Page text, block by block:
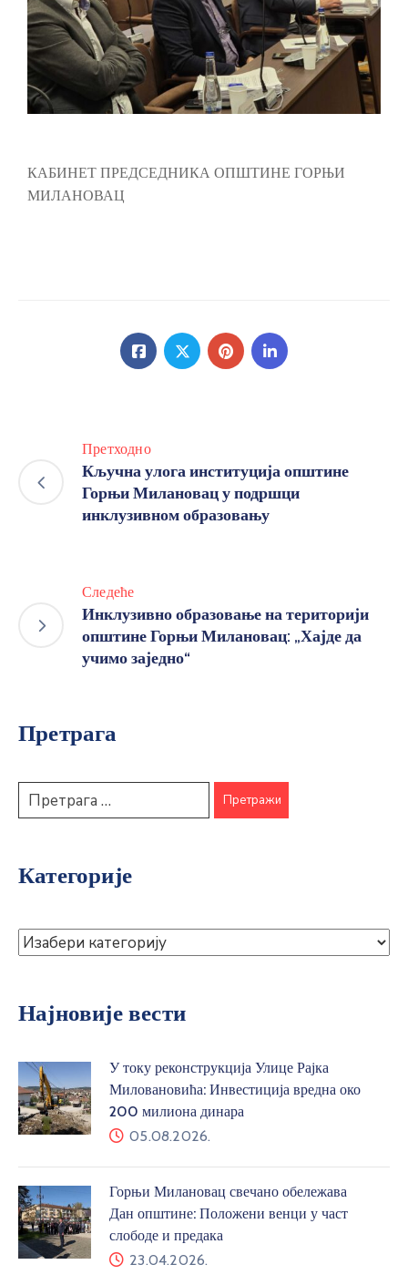
КАБИНЕТ ПРЕДСЕДНИКА ОПШТИНЕ ГОРЊИ
МИЛАНОВАЦ
Претходно
Кључна улога институција општине
Горњи Милановац у подршци
инклузивном образовању
Следеће
Инклузивно образовање на територији
општине Горњи Милановац: „Хајде да
учимо заједно“
Претрага
Категорије
Најновије вести
У току реконструкција Улице Рајка
Миловановића: Инвестиција вредна око
200 милиона динара
05.08.2026.
Горњи Милановац свечано обележава
Дан општине: Положени венци у част
слободе и предака
23.04.2026.